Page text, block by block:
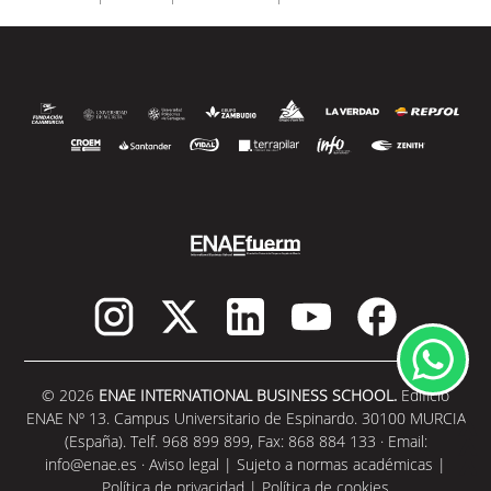
SEGUIR LEYENDO
© 2026 ENAE INTERNATIONAL BUSINESS SCHOOL. Edificio
ENAE Nº 13. Campus Universitario de Espinardo. 30100 MURCIA
(España). Telf. 968 899 899, Fax: 868 884 133 · Email:
info@enae.es · Aviso legal | Sujeto a normas académicas |